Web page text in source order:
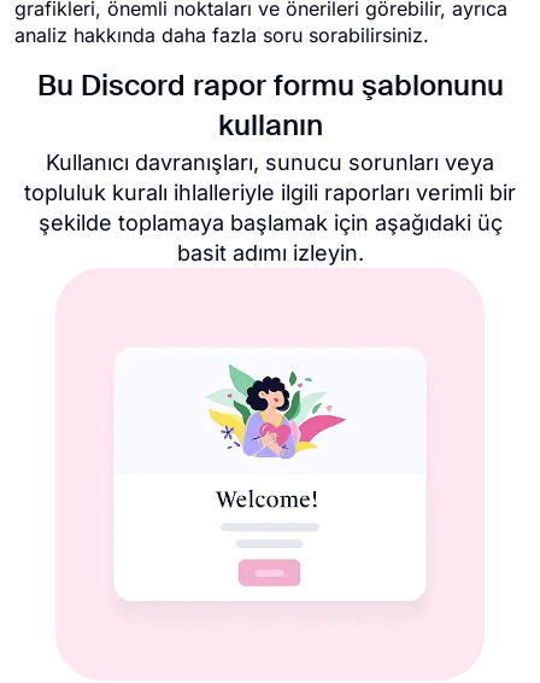
grafikleri, önemli noktaları ve önerileri görebilir, ayrıca
analiz hakkında daha fazla soru sorabilirsiniz.
Bu Discord rapor formu şablonunu
kullanın
Kullanıcı davranışları, sunucu sorunları veya
topluluk kuralı ihlalleriyle ilgili raporları verimli bir
şekilde toplamaya başlamak için aşağıdaki üç
basit adımı izleyin.